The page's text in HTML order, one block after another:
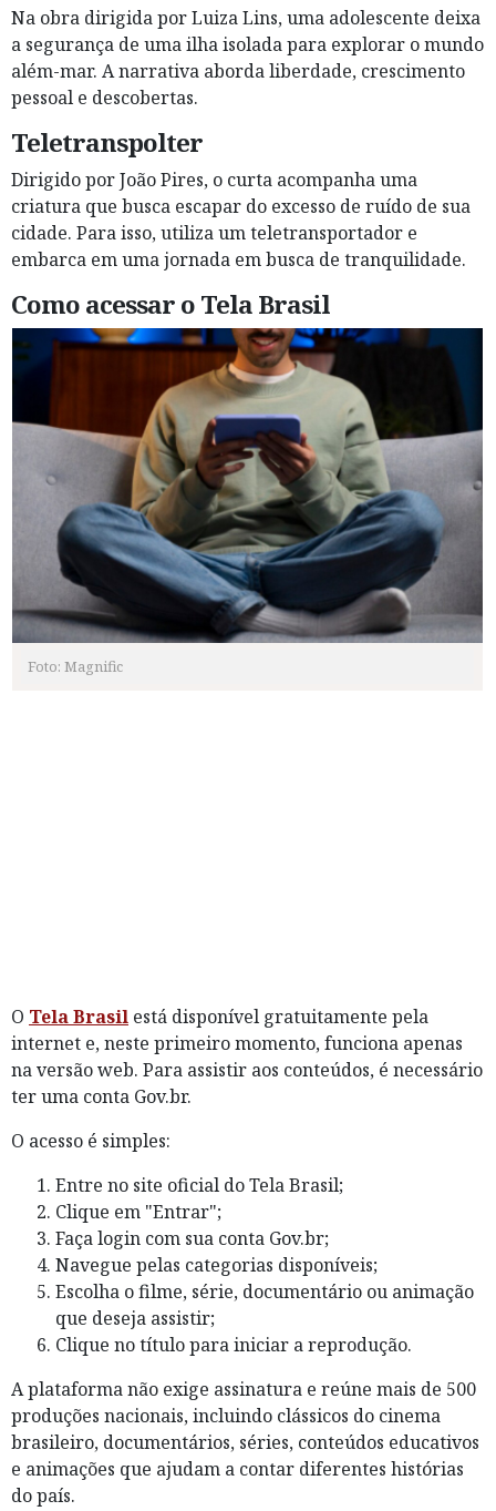
Na obra dirigida por Luiza Lins, uma adolescente deixa
a segurança de uma ilha isolada para explorar o mundo
além-mar. A narrativa aborda liberdade, crescimento
pessoal e descobertas.
Teletranspolter
Dirigido por João Pires, o curta acompanha uma
criatura que busca escapar do excesso de ruído de sua
cidade. Para isso, utiliza um teletransportador e
embarca em uma jornada em busca de tranquilidade.
Como acessar o Tela Brasil
Foto: Magnific
O Tela Brasil está disponível gratuitamente pela
internet e, neste primeiro momento, funciona apenas
na versão web. Para assistir aos conteúdos, é necessário
ter uma conta Gov.br.
O acesso é simples:
Entre no site oficial do Tela Brasil;
Clique em "Entrar";
Faça login com sua conta Gov.br;
Navegue pelas categorias disponíveis;
Escolha o filme, série, documentário ou animação
que deseja assistir;
Clique no título para iniciar a reprodução.
A plataforma não exige assinatura e reúne mais de 500
produções nacionais, incluindo clássicos do cinema
brasileiro, documentários, séries, conteúdos educativos
e animações que ajudam a contar diferentes histórias
do país.